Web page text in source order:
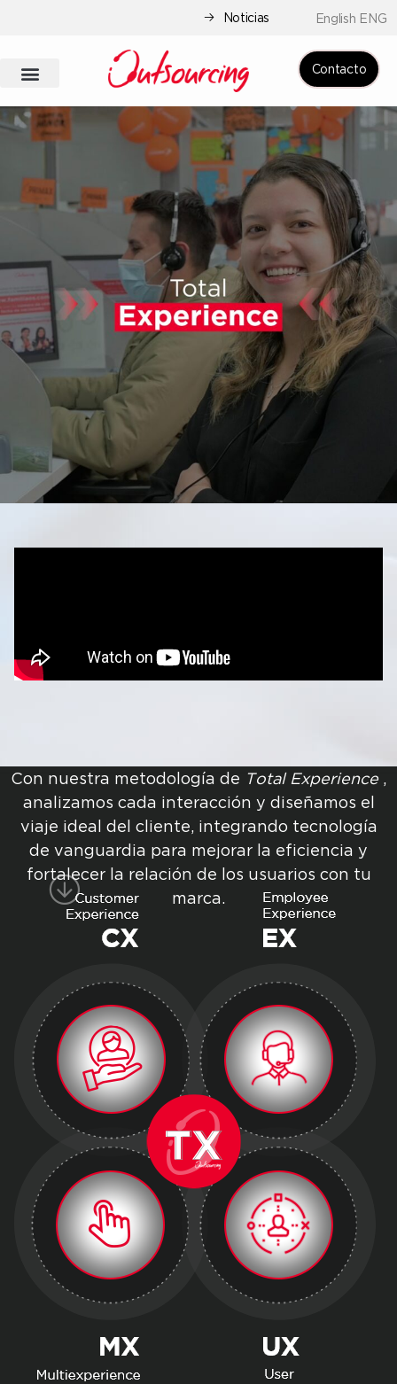
Noticias English ENG
Contacto
Con nuestra metodología de Total Experience ,
analizamos cada interacción y diseñamos el
viaje ideal del cliente, integrando tecnología
de vanguardia para mejorar la eficiencia y
fortalecer la relación de los usuarios con tu
marca.